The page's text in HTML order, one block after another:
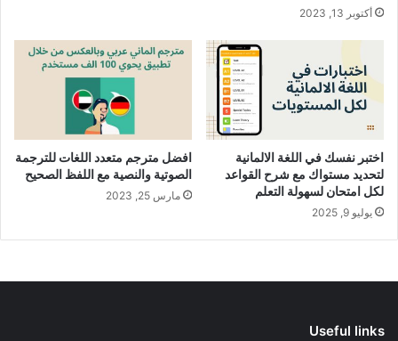
أكتوبر 13, 2023
اختبر نفسك في اللغة الالمانية
لتحديد مستواك مع شرح القواعد
لكل امتحان لسهولة التعلم
يوليو 9, 2025
افضل مترجم متعدد اللغات للترجمة
الصوتية والنصية مع اللفظ الصحيح
مارس 25, 2023
Useful links